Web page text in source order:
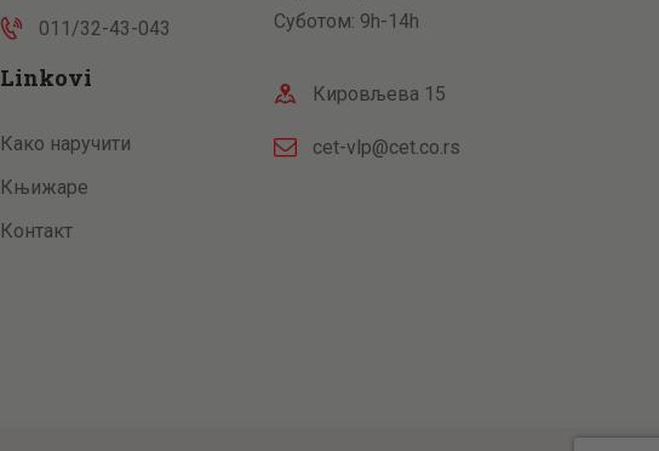
011/32-43-043
Linkovi
Како наручити
Књижаре
Контакт
Суботом: 9h-14h
Кировљева 15
cet-vlp@cet.co.rs